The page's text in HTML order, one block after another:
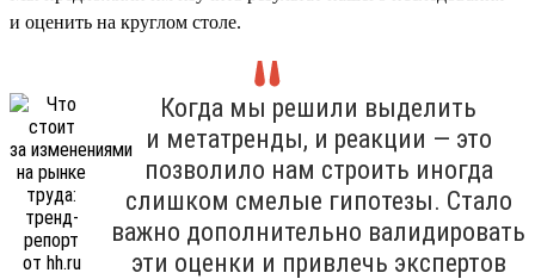
и оценить на круглом столе.
Когда мы решили выделить
и метатренды, и реакции — это
позволило нам строить иногда
слишком смелые гипотезы. Стало
важно дополнительно валидировать
эти оценки и привлечь экспертов